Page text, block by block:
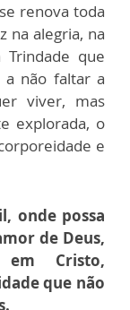
renova toda
na alegria, na
que
a não faltar a
viver, mas
explorada, o
e
onde possa
de Deus,
Cristo,
que não